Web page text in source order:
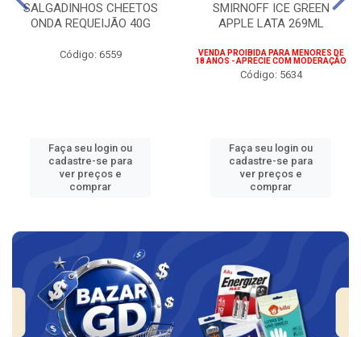
SALGADINHOS CHEETOS
ONDA REQUEIJÃO 40G
Código: 6559
Faça seu login ou
cadastre-se para
ver preços e
comprar
SMIRNOFF ICE GREEN
APPLE LATA 269ML
VENDA PROIBIDA PARA MENORES DE
18 ANOS - APRECIE COM MODERAÇÃO
Código: 5634
Faça seu login ou
cadastre-se para
ver preços e
comprar